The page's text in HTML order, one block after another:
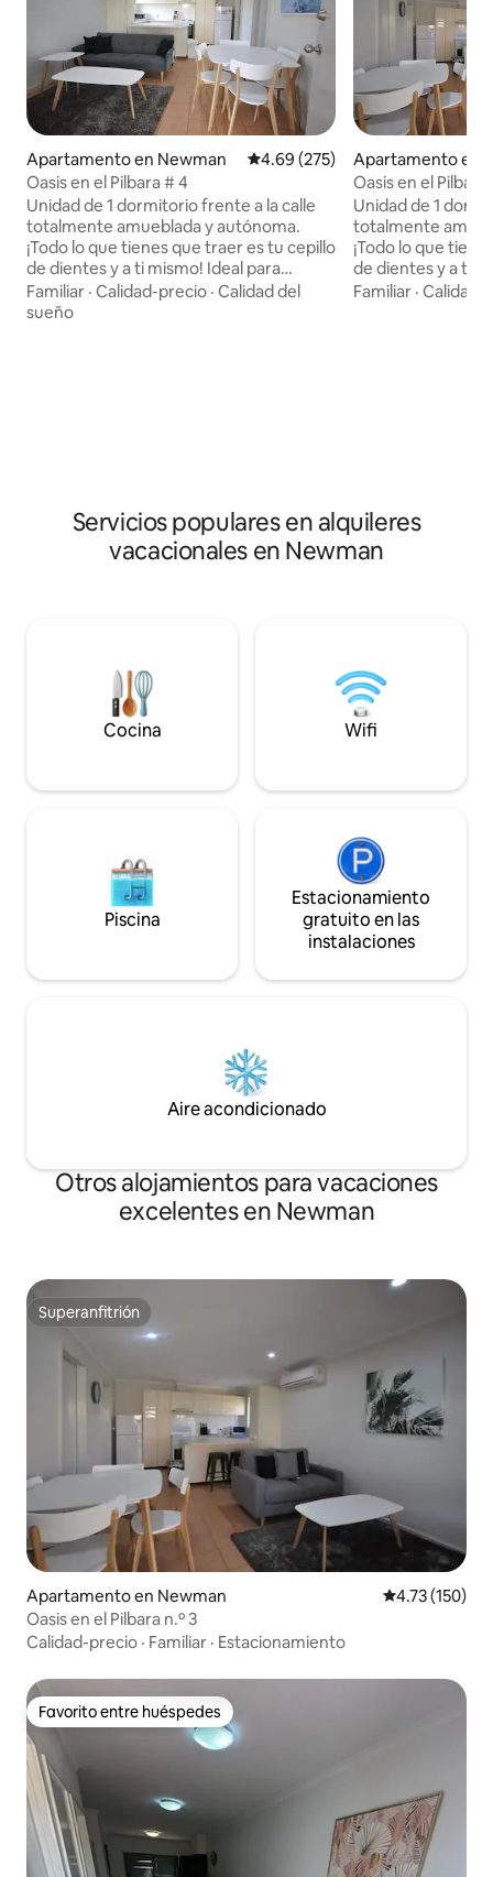
Apartamento en Newman Calificación promedio: 4.69 de
4.69 (275)
Oasis en el Pilbara # 4
Unidad de 1 dormitorio frente a la calle
totalmente amueblada y autónoma.
¡Todo lo que tienes que traer es tu cepillo
de dientes y a ti mismo! Ideal para
alojamientos de corta duración para
trabajadores, contratistas o viajeros de
Familiar · Calidad-precio · Calidad del
sueño
Apartamento en
Oasis en el Pilbara
Unidad de 1
totalmente
¡Todo lo que
de dientes y a ti mismo!
alojamientos de
Familiar ·Calidad-
Servicios populares en alquileres
vacacionales en Newman
Cocina Wifi
Piscina
Estacionamiento
gratuito en las
instalaciones
Aire acondicionado
Otros alojamientos para vacaciones
excelentes en Newman
Superanfitrión
Superanfitrión
Apartamento en Newman Calificación
4.73 (150)
Oasis en el Pilbara n.º 3
Calidad-precio · Familiar · Estacionamiento
Favorito entre huéspedes
Favorito entre huéspedes